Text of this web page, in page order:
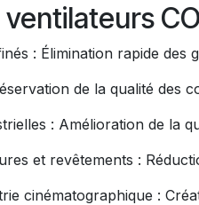
: Élimination rapide
de la qualité des
: Amélioration de la
et revêtements :
cinématographique :